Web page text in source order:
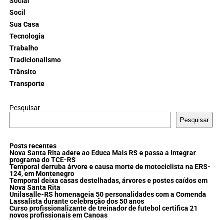
Socil
Sua Casa
Tecnologia
Trabalho
Tradicionalismo
Trânsito
Transporte
Pesquisar
Pesquisar
Posts recentes
Nova Santa Rita adere ao Educa Mais RS e passa a integrar
programa do TCE-RS
Temporal derruba árvore e causa morte de motociclista na ERS-
124, em Montenegro
Temporal deixa casas destelhadas, árvores e postes caídos em
Nova Santa Rita
Unilasalle-RS homenageia 50 personalidades com a Comenda
Lassalista durante celebração dos 50 anos
Curso profissionalizante de treinador de futebol certifica 21
novos profissionais em Canoas